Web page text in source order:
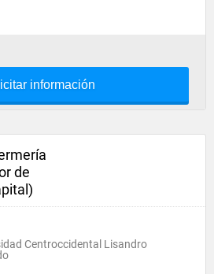
información
de
Centroccidental Lisandro